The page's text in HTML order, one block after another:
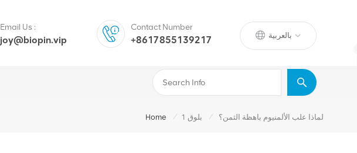
بالعربية
Email Us :
joy@biopin.vip
Contact Number
+8617855139217
Home / بلوق 1 / لماذا علب الألمنيوم باهظة الثمن؟